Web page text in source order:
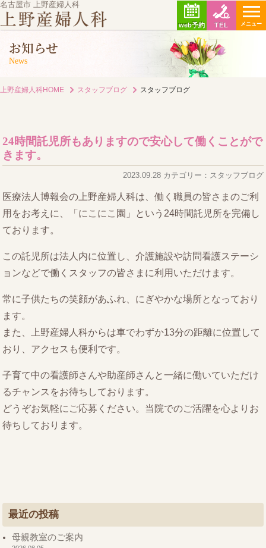
名古屋市 上野産婦人科
web予約 TEL メニュー
お知らせ
News
上野産婦人科HOME スタッフブログ スタッフブログ
24時間託児所もありますので安心して働くことがで
きます。
2023.09.28 カテゴリー：スタッフブログ
医療法人博報会の上野産婦人科は、働く職員の皆さまのご利
用をお考えに、「にこにこ園」という24時間託児所を完備し
ております。
この託児所は法人内に位置し、介護施設や訪問看護ステーシ
ョンなどで働くスタッフの皆さまに利用いただけます。
常に子供たちの笑顔があふれ、にぎやかな場所となっており
ます。
また、上野産婦人科からは車でわずか13分の距離に位置して
おり、アクセスも便利です。
子育て中の看護師さんや助産師さんと一緒に働いていただけ
るチャンスをお待ちしております。
どうぞお気軽にご応募ください。当院でのご活躍を心よりお
待ちしております。
最近の投稿
母親教室のご案内